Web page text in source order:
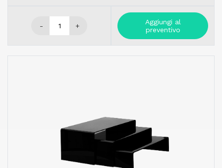
- +
Aggiungi al
preventivo